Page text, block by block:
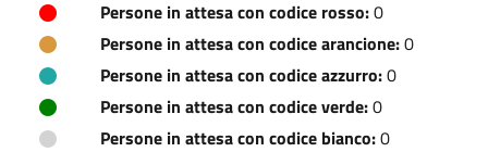
Persone in attesa con codice rosso:0
Persone in attesa con codice arancione:0
Persone in attesa con codice azzurro:0
Persone in attesa con codice verde:0
Persone in attesa con codice bianco:0